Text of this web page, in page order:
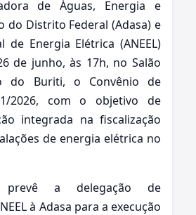
de Águas, Energia e
do Distrito Federal (Adasa) e
de Energia Elétrica (ANEEL)
de junho, às 17h, no Salão
do Buriti, o Convênio de
2026, com o objetivo de
integrada na fiscalização
de energia elétrica no
prevê a delegação de
à Adasa para a execução